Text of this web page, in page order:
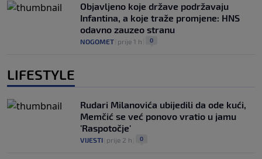
Objavljeno koje države podržavaju
Infantina, a koje traže promjene: HNS
odavno zauzeo stranu
NOGOMET prije 1 h 0
LIFESTYLE
Rudari Milanovića ubijedili da ode kući,
Memčić se već ponovo vratio u jamu
'Raspotočje'
VIJESTI prije 2 h 0